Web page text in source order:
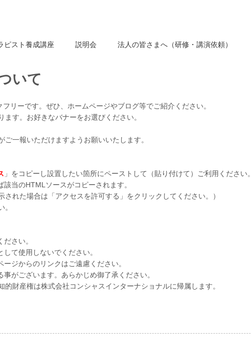
ピスト養成講座 説明会 法人の皆さまへ（研修・講演依頼）
いて
リーです。ぜひ、ホームページやブログ等でご紹介ください。
す。お好きなバナーをお選びください。
一報いただけますようお願いいたします。
」をコピーし設置したい箇所にペーストして（貼り付けて）ご利用ください。
当のHTMLソースがコピーされます。
された場合は「アクセスを許可する」をクリックしてください。）
さい。
て使用しないでください。
ジからのリンクはご遠慮ください。
がございます。あらかじめ御了承ください。
財産権は株式会社コンシャスインターナショナルに帰属します。